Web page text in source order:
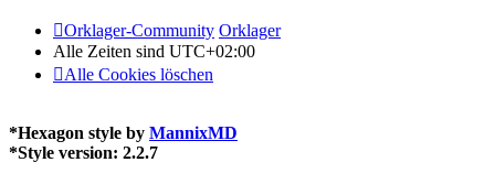
Orklager-Community Orklager
Alle Zeiten sind UTC+02:00
Alle Cookies löschen
*Hexagon style by MannixMD
*Style version: 2.2.7